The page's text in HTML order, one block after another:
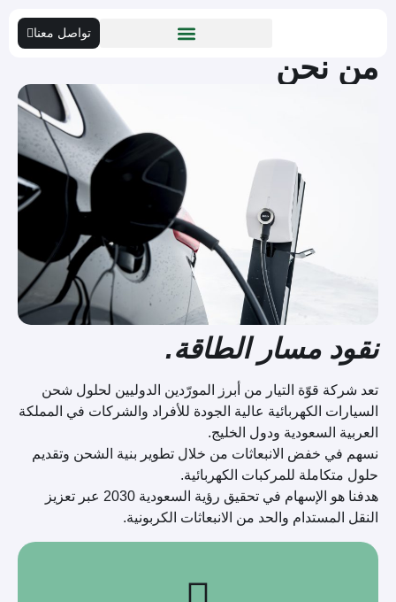
تواصل معنا
من نحن
نقود مسار الطاقة.
تعد شركة قوّة التيار من أبرز المورّدين الدوليين لحلول شحن
السيارات الكهربائية عالية الجودة للأفراد والشركات في المملكة
العربية السعودية ودول الخليج.
نسهم في خفض الانبعاثات من خلال تطوير بنية الشحن وتقديم
حلول متكاملة للمركبات الكهربائية.
هدفنا هو الإسهام في تحقيق رؤية السعودية 2030 عبر تعزيز
النقل المستدام والحد من الانبعاثات الكربونية.